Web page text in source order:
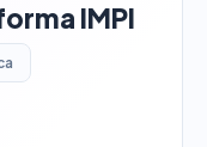
IMPI